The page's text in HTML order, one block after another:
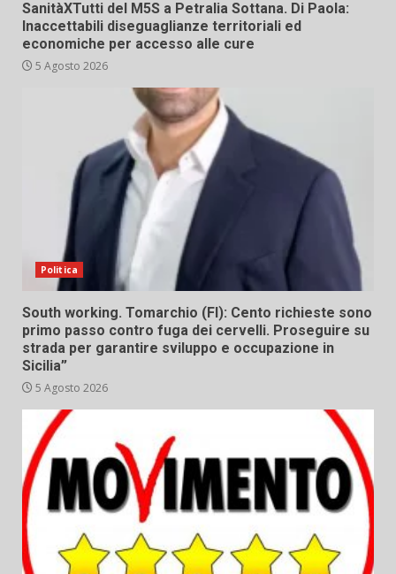
SanitàXTutti del M5S a Petralia Sottana. Di Paola:
Inaccettabili diseguaglianze territoriali ed
economiche per accesso alle cure
5 Agosto 2026
Politica
South working. Tomarchio (FI): Cento richieste sono
primo passo contro fuga dei cervelli. Proseguire su
strada per garantire sviluppo e occupazione in
Sicilia”
5 Agosto 2026